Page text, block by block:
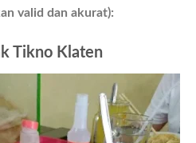
valid dan akurat):
Tikno Klaten